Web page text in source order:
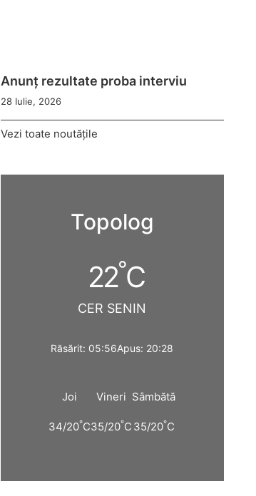
Anunț rezultate proba interviu
28 Iulie, 2026
Vezi toate noutățile
Topolog
22°C
CER SENIN
Răsărit: 05:56Apus: 20:28
Joi
34/20°C
Vineri
35/20°C
Sâmbătă
35/20°C